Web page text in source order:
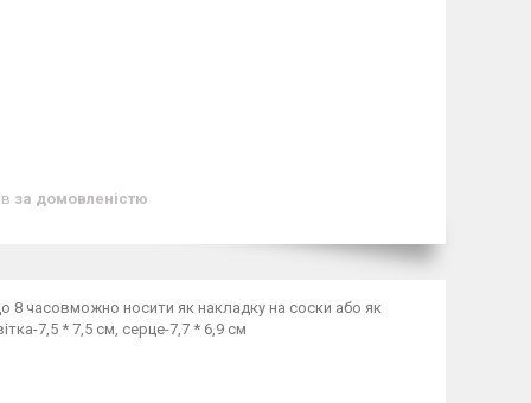
за домовленістю
8 часовможно носити як накладку на соски або як
7,5 * 7,5 см, серце-7,7 * 6,9 см